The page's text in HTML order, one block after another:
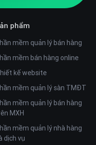
zoom thư viện
đăng nhập và đăng ký
hoạt động tốt trên mọi
điện thoại di động...
phẩm
mềm quản lý bán hàng
mềm bán hàng online
kế website
mềm quản lý sàn TMĐT
mềm quản lý bán hàng
MXH
mềm quản lý nhà hàng
dịch vụ